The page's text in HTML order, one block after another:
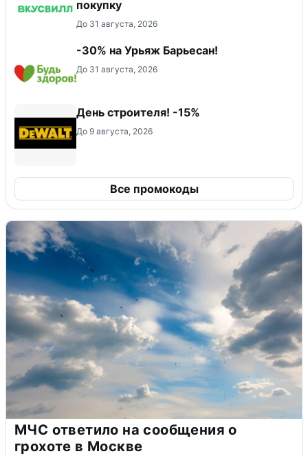
покупку
До 31 августа, 2026
-30% на Урьяж Барьесан!
До 31 августа, 2026
День строителя! -15%
До 9 августа, 2026
Все промокоды
МЧС ответило на сообщения о
грохоте в Москве